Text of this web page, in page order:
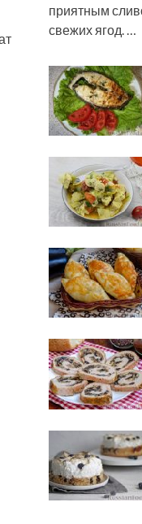
приятным
свежих ягод. …